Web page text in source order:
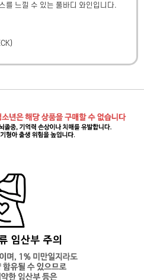
를 느낄 수 있는 풀바디 와인입니다.
)